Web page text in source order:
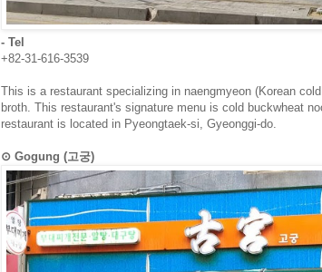
- Tel
+82-31-616-3539
This is a restaurant specializing in naengmyeon (Korean
broth. This restaurant's signature menu is cold buckwheat
restaurant is located in Pyeongtaek-si, Gyeonggi-do.
⊙ Gogung (고궁)